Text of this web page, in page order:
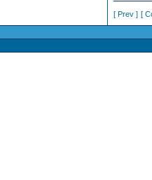
[ Prev ] [